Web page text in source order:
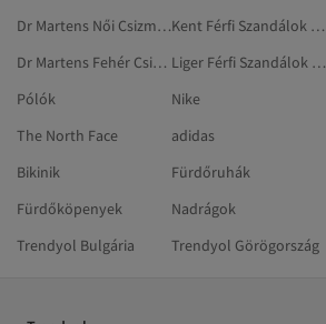
Dr Martens Női Csizmák És Magas Szárú Csizmák
Kent Férfi Szandálok És Papucsok
Dr Martens Fehér Csizmák És Magas Szárú Csizmák
Liger Férfi Szandálok És Papucsok
Pólók
Nike
The North Face
adidas
Bikinik
Fürdőruhák
Fürdőköpenyek
Nadrágok
Trendyol Bulgária
Trendyol Görögország